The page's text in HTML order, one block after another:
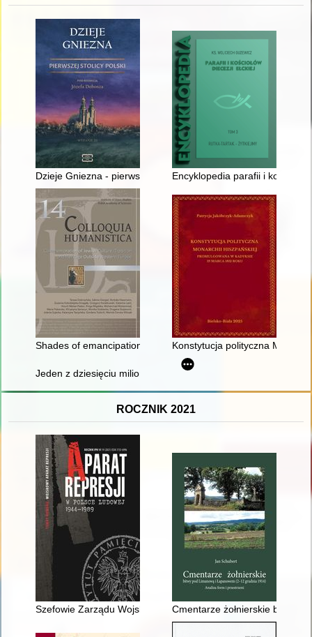
Dzieje Gniezna - pierwszej stolicy PolskiEncyklopedia parafii i
Shades of emancipation : the missed opportunities and
Konstytucja polityczna
Jeden z dziesięciu milionów
ROCZNIK 2021
Szefowie Zarządu Wojskowej Służby Wewnętrznej Marynarki
Cmentarze żołnierskie bitwy